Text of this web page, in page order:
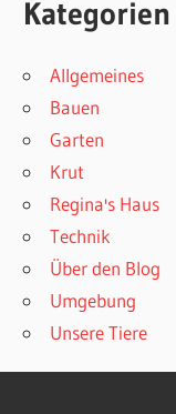
Kategorien
Allgemeines
Bauen
Garten
Krut
Regina's Haus
Technik
Über den Blog
Umgebung
Unsere Tiere